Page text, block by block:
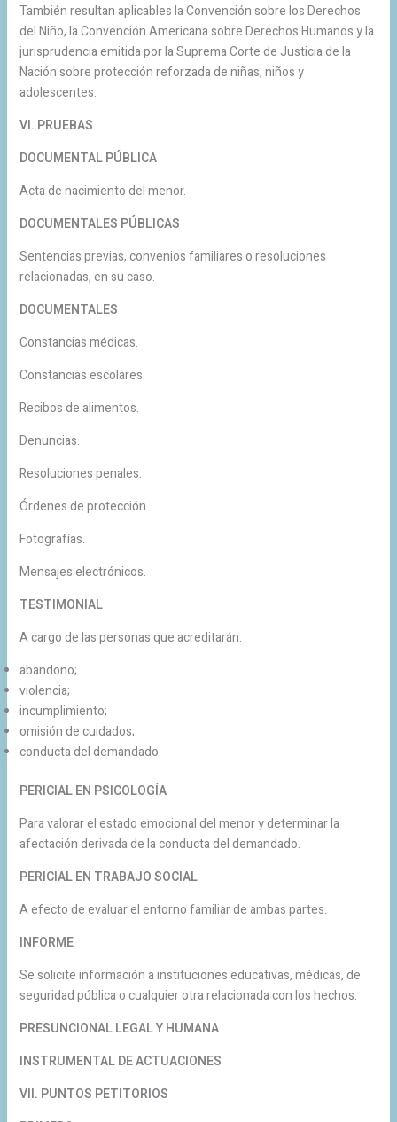
También resultan aplicables la Convención sobre los Derechos
del Niño, la Convención Americana sobre Derechos Humanos y la
jurisprudencia emitida por la Suprema Corte de Justicia de la
Nación sobre protección reforzada de niñas, niños y
adolescentes.
VI. PRUEBAS
DOCUMENTAL PÚBLICA
Acta de nacimiento del menor.
DOCUMENTALES PÚBLICAS
Sentencias previas, convenios familiares o resoluciones
relacionadas, en su caso.
DOCUMENTALES
Constancias médicas.
Constancias escolares.
Recibos de alimentos.
Denuncias.
Resoluciones penales.
Órdenes de protección.
Fotografías.
Mensajes electrónicos.
TESTIMONIAL
A cargo de las personas que acreditarán:
abandono;
violencia;
incumplimiento;
omisión de cuidados;
conducta del demandado.
PERICIAL EN PSICOLOGÍA
Para valorar el estado emocional del menor y determinar la
afectación derivada de la conducta del demandado.
PERICIAL EN TRABAJO SOCIAL
A efecto de evaluar el entorno familiar de ambas partes.
INFORME
Se solicite información a instituciones educativas, médicas, de
seguridad pública o cualquier otra relacionada con los hechos.
PRESUNCIONAL LEGAL Y HUMANA
INSTRUMENTAL DE ACTUACIONES
VII. PUNTOS PETITORIOS